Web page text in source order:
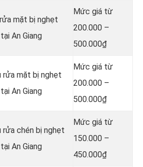
mặt bị nghẹt
An Giang
Mức giá từ
200.000 –
500.000₫
rửa mặt bị nghẹt
An Giang
Mức giá từ
200.000 –
500.000₫
rửa chén bị nghẹt
An Giang
Mức giá từ
150.000 –
450.000₫